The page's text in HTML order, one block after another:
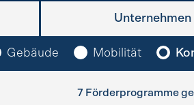
Unternehmen
Gebäude Mobilität
7 Förderprogramme